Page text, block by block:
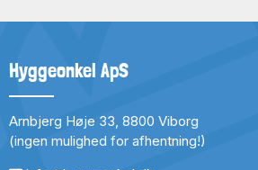
Hyggeonkel ApS
Arnbjerg Høje 33, 8800 Viborg
(ingen mulighed for afhentning!)